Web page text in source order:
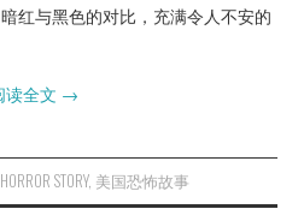
红与黑色的对比，充满令人不安的
读全文 →
STORY, 美国恐怖故事